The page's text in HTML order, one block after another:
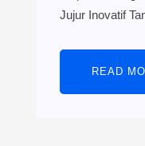
Jujur Inovatif
READ